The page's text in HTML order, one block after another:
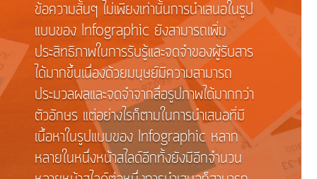
ข้อความสั้นๆ ไม่เพียงเท่านั้นการนำเสนอในรูป
แบบของ Infographic ยังสามารถเพิ่ม
ประสิทธิภาพในการรับรู้และจดจำของผู้รับสาร
ได้มากขึ้นเนื่องด้วยมนุษย์มีความสามารถ
ประมวลผลและจดจำจากสื่อรูปภาพได้มากกว่า
ตัวอักษร แต่อย่างไรก็ตามในการนำเสนอที่มี
เนื้อหาในรูปแบบของ Infographic หลาก
หลายในหนึ่งหน้าสไลด์อีกทั้งยังมีอีกจำนวน